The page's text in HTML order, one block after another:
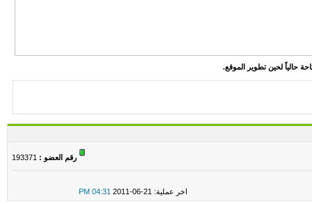
حالياً لحين تطوير الموقع.
رقم العضو :
اخر عملية: 21-06-2011 04:31 PM